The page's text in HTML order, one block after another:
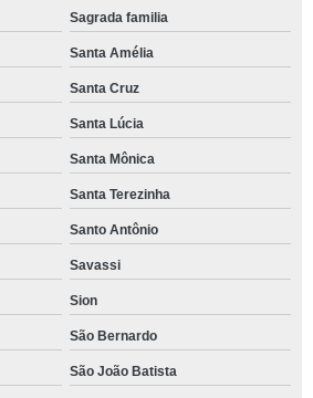
Sagrada familia
Santa Amélia
Santa Cruz
Santa Lúcia
Santa Mônica
Santa Terezinha
Santo Antônio
Savassi
Sion
São Bernardo
São João Batista